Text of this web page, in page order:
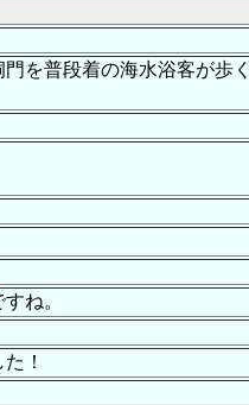
を普段着の海水浴客が歩
ね。
！